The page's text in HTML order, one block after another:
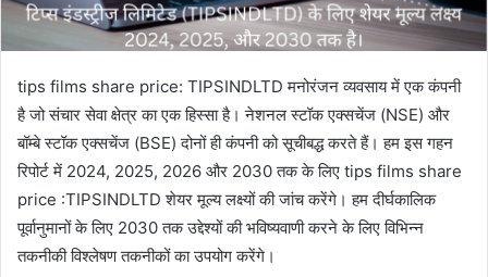
tips films share price: TIPSINDLTD मनोरंजन व्यवसाय में एक कंपनी
है जो संचार सेवा क्षेत्र का एक हिस्सा है। नेशनल स्टॉक एक्सचेंज (NSE) और
बॉम्बे स्टॉक एक्सचेंज (BSE) दोनों ही कंपनी को सूचीबद्ध करते हैं। हम इस गहन
रिपोर्ट में 2024, 2025, 2026 और 2030 तक के लिए tips films share
price :TIPSINDLTD शेयर मूल्य लक्ष्यों की जांच करेंगे। हम दीर्घकालिक
पूर्वानुमानों के लिए 2030 तक उद्देश्यों की भविष्यवाणी करने के लिए विभिन्न
तकनीकी विश्लेषण तकनीकों का उपयोग करेंगे।